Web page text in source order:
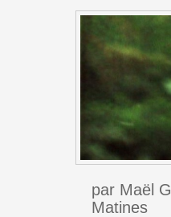
par Maël
Matines